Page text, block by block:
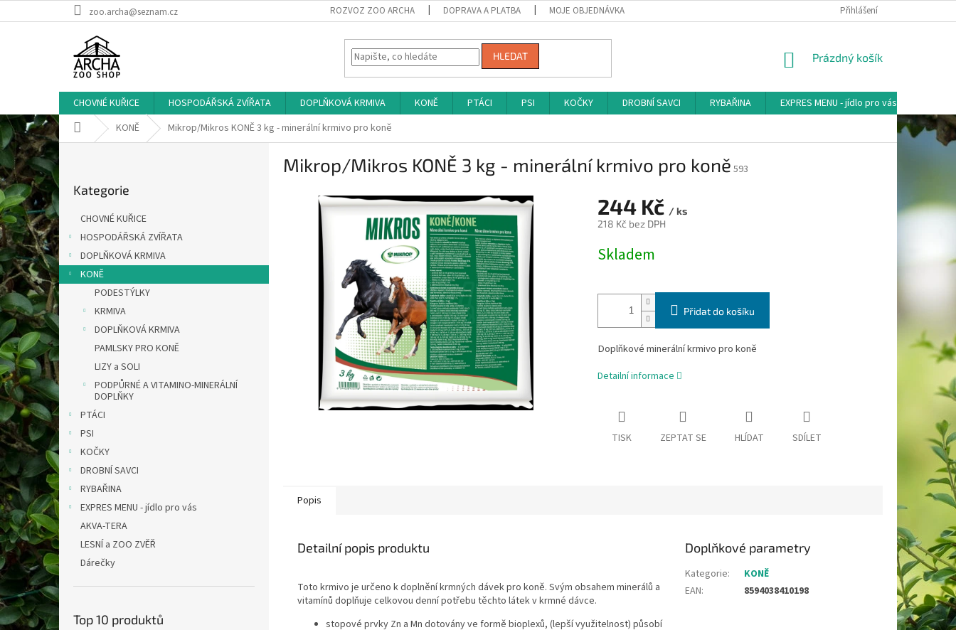
na
zoo.archa@seznam.cz ROZVOZ ZOO ARCHA DOPRAVA A PLATBA MOJE OBJEDNÁVKA Přihlášení
HLEDAT
NÁKUPNÍ
Prázdný košík
CHOVNÉ KUŘICE HOSPODÁŘSKÁ ZVÍŘATA DOPLŇKOVÁ KRMIVA KONĚ PTÁCI PSI KOČKY DROBNÍ SAVCI RYBAŘINA EXPRES MENU - jídlo pro vás
Domů KONĚ Mikrop/Mikros KONĚ 3 kg - minerální krmivo pro koně
o
s
t
r
n
n
p
a
n
e
l
kategorie
Kategorie
CHOVNÉ KUŘICE
HOSPODÁŘSKÁ ZVÍŘATA
DOPLŇKOVÁ KRMIVA
KONĚ
PODESTÝLKY
KRMIVA
DOPLŇKOVÁ KRMIVA
PAMLSKY PRO KONĚ
LIZY a SOLI
PODPŮRNÉ A VITAMINO-MINERÁLNÍ
DOPLŇKY
PTÁCI
PSI
KOČKY
DROBNÍ SAVCI
RYBAŘINA
EXPRES MENU - jídlo pro vás
AKVA-TERA
LESNÍ a ZOO ZVĚŘ
Dárečky
Top 10 produktů
Mikrop/Mikros KONĚ 3 kg - minerální krmivo pro koně 593
244 Kč / ks
218 Kč bez DPH
cena:
Skladem
Přidat do košíku
Doplňkové minerální krmivo pro koně
Detailní informace
TISK ZEPTAT SE HLÍDAT SDÍLET
Popis
Detailní popis produktu
Toto krmivo je určeno k doplnění krmných dávek pro koně. Svým obsahem minerálů a
vitamínů doplňuje celkovou denní potřebu těchto látek v krmné dávce.
stopové prvky Zn a Mn dotovány ve formě bioplexů, (lepší využitelnost) působí
Doplňkové parametry
Kategorie:
KONĚ
EAN: 8594038410198